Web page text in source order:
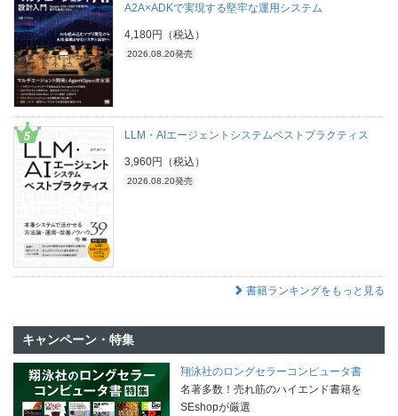
A2A×ADKで実現する堅牢な運用システム
4,180円（税込）
2026.08.20発売
LLM・AIエージェントシステムベストプラクティス
3,960円（税込）
2026.08.20発売
書籍ランキングをもっと見る
キャンペーン・特集
翔泳社のロングセラーコンピュータ書
名著多数！売れ筋のハイエンド書籍を
SEshopが厳選